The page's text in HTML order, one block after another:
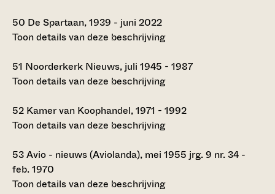
50 De Spartaan, 1939 - juni 2022
Toon details van deze beschrijving
51 Noorderkerk Nieuws, juli 1945 - 1987
Toon details van deze beschrijving
52 Kamer van Koophandel, 1971 - 1992
Toon details van deze beschrijving
53Avio - nieuws (Aviolanda), mei 1955 jrg. 9 nr. 34 -
feb. 1970
Toon details van deze beschrijving